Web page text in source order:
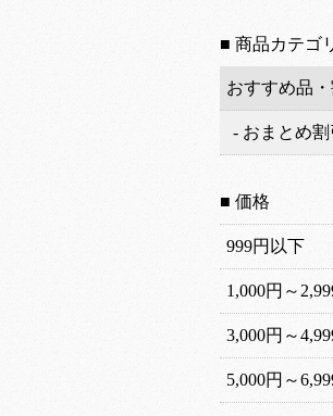
■ 商品カテゴ
おすすめ品・
- おまとめ割
■ 価格
999円以下
1,000円～
3,000円～
5,000円～